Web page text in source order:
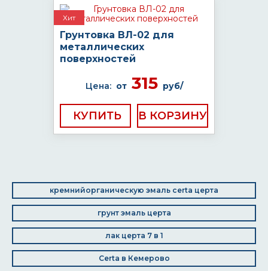
Хит
Грунтовка ВЛ-02 для
металлических
поверхностей
Цена: от315 руб/
КУПИТЬ
кремнийорганическую эмаль certa церта
грунт эмаль церта
лак церта 7 в 1
Certa в Кемерово